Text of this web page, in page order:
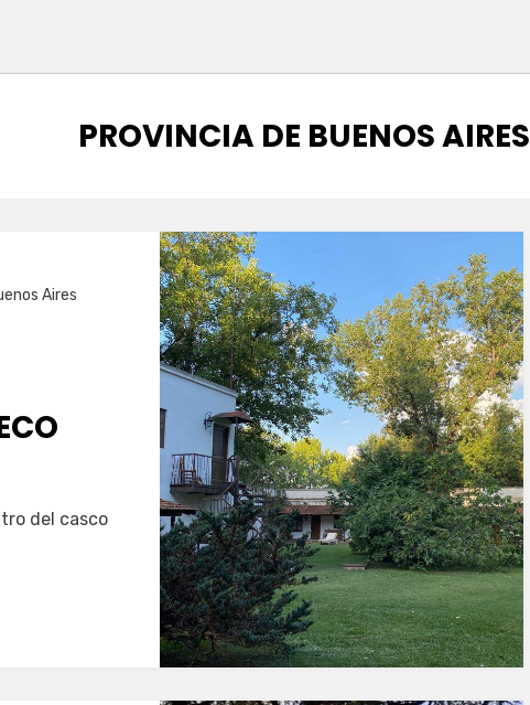
CATEGORÍA
:
PROVINCIA DE BUENOS AIRES
Aires
del casco